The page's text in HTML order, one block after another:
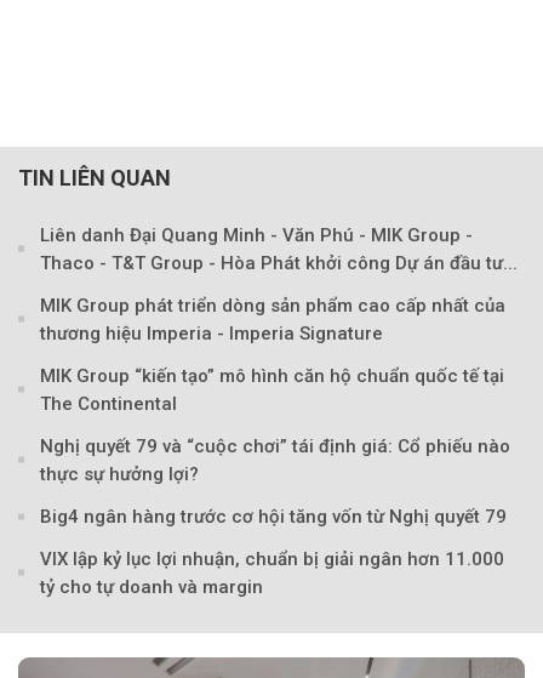
Theo Sở hữu trí
TIN LIÊN QUAN
Liên danh Đại Quang Minh - Văn Phú - MIK Group -
Thaco - T&T Group - Hòa Phát khởi công Dự án đầu tư...
MIK Group phát triển dòng sản phẩm cao cấp nhất của
thương hiệu Imperia - Imperia Signature
MIK Group “kiến tạo” mô hình căn hộ chuẩn quốc tế tại
The Continental
Nghị quyết 79 và “cuộc chơi” tái định giá: Cổ phiếu nào
thực sự hưởng lợi?
Big4 ngân hàng trước cơ hội tăng vốn từ Nghị quyết 79
VIX lập kỷ lục lợi nhuận, chuẩn bị giải ngân hơn 11.000
tỷ cho tự doanh và margin